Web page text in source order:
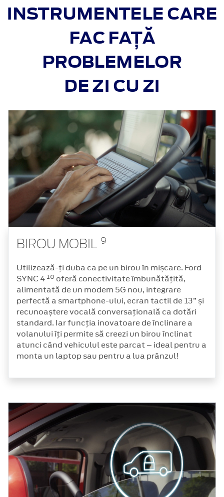
INSTRUMENTELE CARE
FAC FAȚĂ
PROBLEMELOR
DE ZI CU ZI
BIROU MOBIL 9
Utilizează-ți duba ca pe un birou în mișcare. Ford
SYNC 4 10 oferă conectivitate îmbunătățită,
alimentată de un modem 5G nou, integrare
perfectă a smartphone-ului, ecran tactil de 13” și
recunoaștere vocală conversațională ca dotări
standard. Iar funcția inovatoare de înclinare a
volanului îți permite să creezi un birou înclinat
atunci când vehiculul este parcat – ideal pentru a
monta un laptop sau pentru a lua prânzul!